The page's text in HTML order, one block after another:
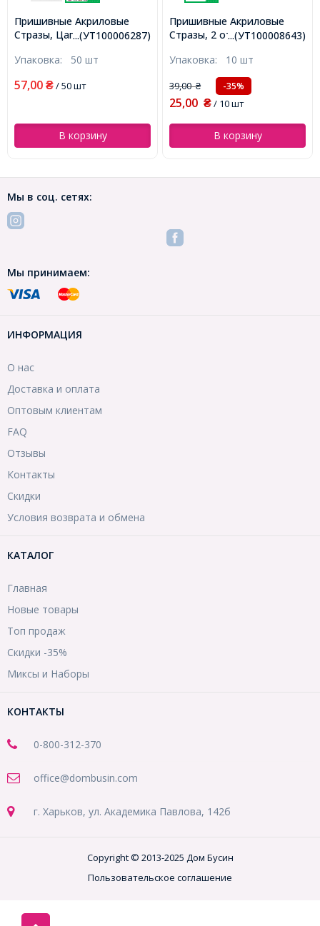
...(УТ100006287)
Пришивные Акриловые
Стразы, Цапы Латунь,
Микс, 5х4мм, Отверстие 1-
Упаковка: 50 шт
57,00 ₴/ 50 шт
В корзину
...(УТ100008643)
Пришивные Акриловые
Стразы, 2 отверстия,
Золотистый, Размер:
10х8х3мм, Отв-тие 1мм,
(УТ100008643)
Упаковка: 10 шт
39,00₴ -35%
25,00 ₴/ 10 шт
В корзину
Мы в соц. сетях:
Мы принимаем:
ИНФОРМАЦИЯ
О нас
Доставка и оплата
Оптовым клиентам
FAQ
Отзывы
Контакты
Скидки
Условия возврата и обмена
КАТАЛОГ
Главная
Новые товары
Топ продаж
Скидки -35%
Миксы и Наборы
КОНТАКТЫ
0-800-312-370
office@dombusin.com
г. Харьков, ул. Академика Павлова, 142б
Copyright © 2013-2025 Дом Бусин
Пользовательское соглашение